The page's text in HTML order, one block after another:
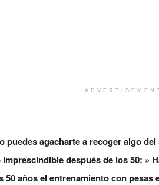
ADVERTISEMENT
puedes agacharte a recoger algo
después de los 50: »
años el entrenamiento con pesas